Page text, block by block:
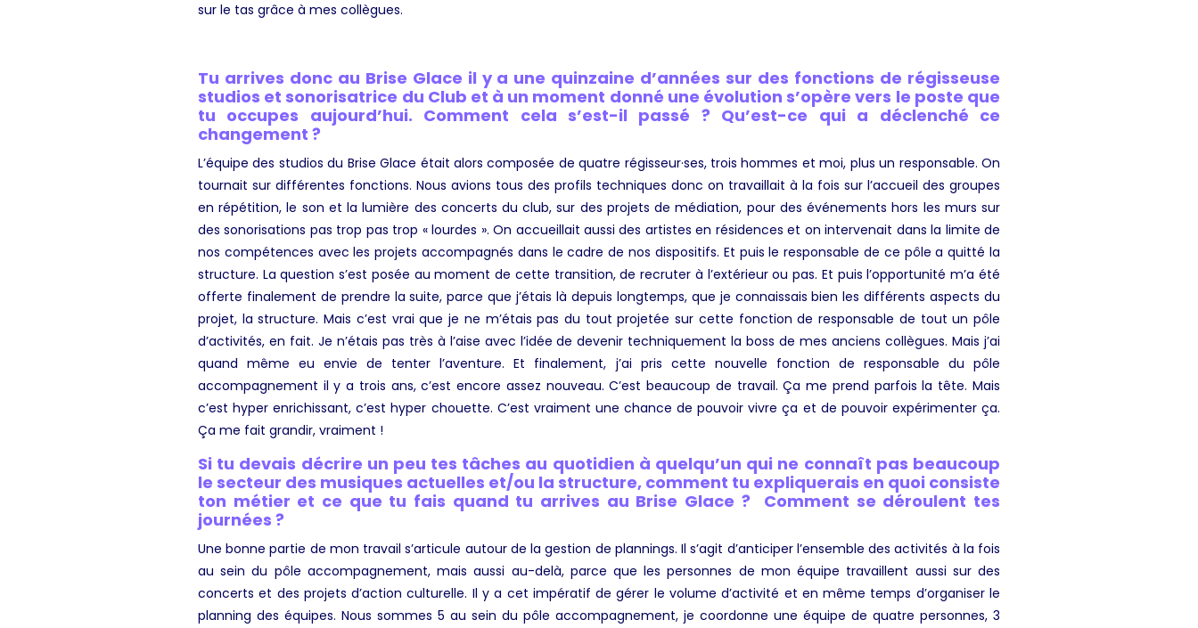
sur le tas grâce à mes collègues.
Tu arrives donc au Brise Glace il y a une quinzaine d’années sur des fonctions de régisseuse
studios et sonorisatrice du Club et à un moment donné une évolution s’opère vers le poste que
tu occupes aujourd’hui. Comment cela s’est-il passé ? Qu’est-ce qui a déclenché ce
changement ?
L’équipe des studios du Brise Glace était alors composée de quatre régisseur·ses, trois hommes et moi, plus un responsable. On
tournait sur différentes fonctions. Nous avions tous des profils techniques donc on travaillait à la fois sur l’accueil des groupes
en répétition, le son et la lumière des concerts du club, sur des projets de médiation, pour des événements hors les murs sur
des sonorisations pas trop pas trop « lourdes ». On accueillait aussi des artistes en résidences et on intervenait dans la limite de
nos compétences avec les projets accompagnés dans le cadre de nos dispositifs. Et puis le responsable de ce pôle a quitté la
structure. La question s’est posée au moment de cette transition, de recruter à l’extérieur ou pas. Et puis l’opportunité m’a été
offerte finalement de prendre la suite, parce que j’étais là depuis longtemps, que je connaissais bien les différents aspects du
projet, la structure. Mais c’est vrai que je ne m’étais pas du tout projetée sur cette fonction de responsable de tout un pôle
d’activités, en fait. Je n’étais pas très à l’aise avec l’idée de devenir techniquement la boss de mes anciens collègues. Mais j’ai
quand même eu envie de tenter l’aventure. Et finalement, j’ai pris cette nouvelle fonction de responsable du pôle
accompagnement il y a trois ans, c’est encore assez nouveau. C’est beaucoup de travail. Ça me prend parfois la tête. Mais
c’est hyper enrichissant, c’est hyper chouette. C’est vraiment une chance de pouvoir vivre ça et de pouvoir expérimenter ça.
Ça me fait grandir, vraiment !
Si tu devais décrire un peu tes tâches au quotidien à quelqu’un qui ne connaît pas beaucoup
le secteur des musiques actuelles et/ou la structure, comment tu expliquerais en quoi consiste
ton métier et ce que tu fais quand tu arrives au Brise Glace ? Comment se déroulent tes
journées ?
Une bonne partie de mon travail s’articule autour de la gestion de plannings. Il s’agit d’anticiper l’ensemble des activités à la fois
au sein du pôle accompagnement, mais aussi au-delà, parce que les personnes de mon équipe travaillent aussi sur des
concerts et des projets d’action culturelle. Il y a cet impératif de gérer le volume d’activité et en même temps d’organiser le
planning des équipes. Nous sommes 5 au sein du pôle accompagnement, je coordonne une équipe de quatre personnes, 3